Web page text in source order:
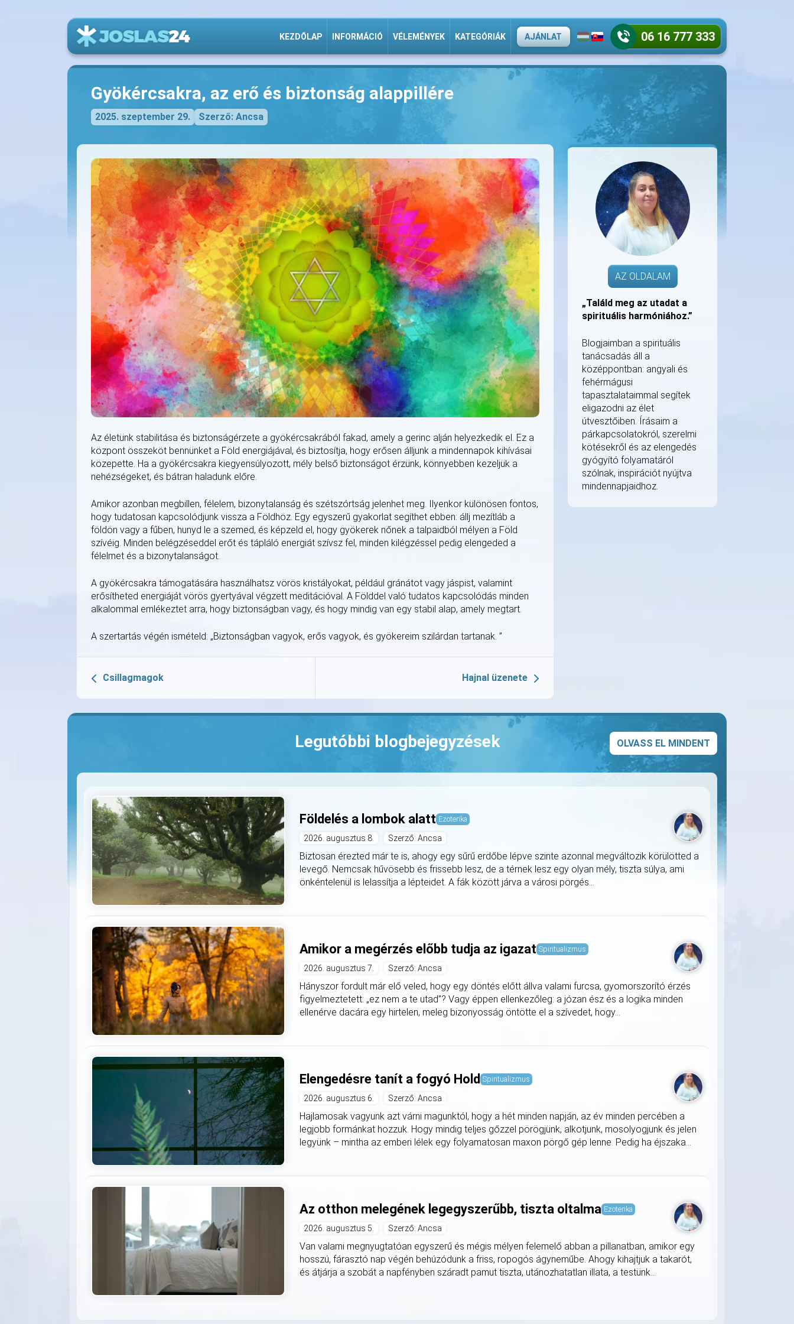
KEZDŐLAP INFORMÁCIÓ VÉLEMÉNYEK KATEGÓRIÁK AJÁNLAT 06 16 777 333
Gyökércsakra, az erő és biztonság alappillére
2025. szeptember 29. Szerző: Ancsa
Az életünk stabilitása és biztonságérzete a gyökércsakrából fakad, amely a gerinc alján helyezkedik el. Ez a
központ összeköt bennünket a Föld energiájával, és biztosítja, hogy erősen álljunk a mindennapok kihívásai
közepette. Ha a gyökércsakra kiegyensúlyozott, mély belső biztonságot érzünk, könnyebben kezeljük a
nehézségeket, és bátran haladunk előre.
Amikor azonban megbillen, félelem, bizonytalanság és szétszórtság jelenhet meg. Ilyenkor különösen fontos,
hogy tudatosan kapcsolódjunk vissza a Földhöz. Egy egyszerű gyakorlat segíthet ebben: állj mezítláb a
földön vagy a fűben, hunyd le a szemed, és képzeld el, hogy gyökerek nőnek a talpaidból mélyen a Föld
szívéig. Minden belégzéseddel erőt és tápláló energiát szívsz fel, minden kilégzéssel pedig elengeded a
félelmet és a bizonytalanságot.
A gyökércsakra támogatására használhatsz vörös kristályokat, például gránátot vagy jáspist, valamint
erősítheted energiáját vörös gyertyával végzett meditációval. A Földdel való tudatos kapcsolódás minden
alkalommal emlékeztet arra, hogy biztonságban vagy, és hogy mindig van egy stabil alap, amely megtart.
A szertartás végén ismételd: „Biztonságban vagyok, erős vagyok, és gyökereim szilárdan tartanak. ”
Csillagmagok Hajnal üzenete
AZ OLDALAM
„Találd meg az utadat a
spirituális harmóniához.”
Blogjaimban a spirituális
tanácsadás áll a
középpontban: angyali és
fehérmágusi
tapasztalataimmal segítek
eligazodni az élet
útvesztőiben. Írásaim a
párkapcsolatokról, szerelmi
kötésekről és az elengedés
gyógyító folyamatáról
szólnak, inspirációt nyújtva
mindennapjaidhoz.
Legutóbbi blogbejegyzések OLVASS EL MINDENT
Földelés a lombok alatt Ezoterika
2026. augusztus 8. Szerző: Ancsa
Biztosan érezted már te is, ahogy egy sűrű erdőbe lépve szinte azonnal megváltozik körülötted a
levegő. Nemcsak hűvösebb és frissebb lesz, de a térnek lesz egy olyan mély, tiszta súlya, ami
önkéntelenül is lelassítja a lépteidet. A fák között járva a városi pörgés...
Amikor a megérzés előbb tudja az igazat Spiritualizmus
2026. augusztus 7. Szerző: Ancsa
Hányszor fordult már elő veled, hogy egy döntés előtt állva valami furcsa, gyomorszorító érzés
figyelmeztetett: „ez nem a te utad”? Vagy éppen ellenkezőleg: a józan ész és a logika minden
ellenérve dacára egy hirtelen, meleg bizonyosság öntötte el a szívedet, hogy...
Elengedésre tanít a fogyó Hold Spiritualizmus
2026. augusztus 6. Szerző: Ancsa
Hajlamosak vagyunk azt várni magunktól, hogy a hét minden napján, az év minden percében a
legjobb formánkat hozzuk. Hogy mindig teljes gőzzel pörögjünk, alkotjunk, mosolyogjunk és jelen
legyünk – mintha az emberi lélek egy folyamatosan maxon pörgő gép lenne. Pedig ha éjszaka...
Az otthon melegének legegyszerűbb, tiszta oltalma Ezoterika
2026. augusztus 5. Szerző: Ancsa
Van valami megnyugtatóan egyszerű és mégis mélyen felemelő abban a pillanatban, amikor egy
hosszú, fárasztó nap végén behúzódunk a friss, ropogós ágyneműbe. Ahogy kihajtjuk a takarót,
és átjárja a szobát a napfényben száradt pamut tiszta, utánozhatatlan illata, a testünk...